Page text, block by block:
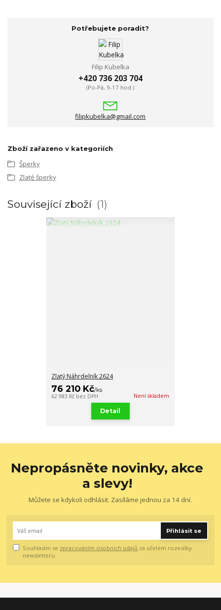
Potřebujete poradit?
Filip Kubelka
+420 736 203 704
(Po-Pá, 9-17 hod.)
filipkubelka@gmail.com
Zboží zařazeno v kategoriích
Šperky
Zlaté šperky
Související zboží 1
Zlatý Náhrdelník 2624
76 210 Kč/ks
62 983 Kč bez DPH Není skladem
Detail
Nepropásněte novinky, akce
a slevy!
Můžete se kdykoli odhlásit. Zasíláme jednou za 14 dní.
Přihlásit se
Souhlasím se zpracováním osobních údajů za účelem rozesílky
newsletteru.